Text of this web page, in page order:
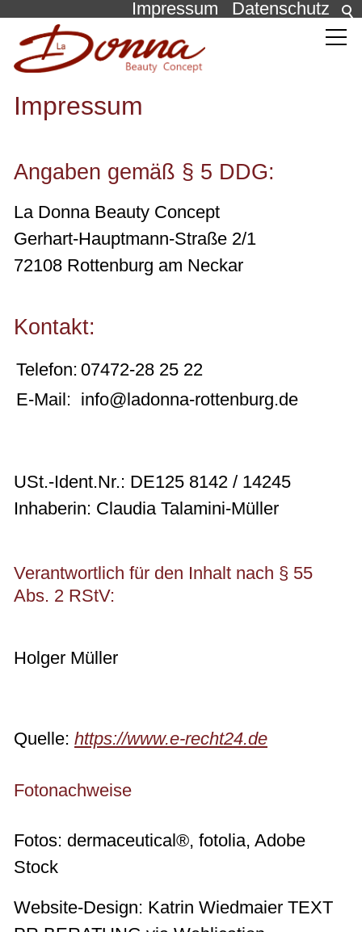
Datenschutz
Impressum
Über uns
Kontakt
Impressum
Angaben gemäß § 5 DDG:
La Donna Beauty Concept
Gerhart-Hauptmann-Straße 2/1
72108 Rottenburg am Neckar
Kontakt:
Telefon: 07472-28 25 22
E-Mail: info@ladonna-rottenburg.de
USt.-Ident.Nr.: DE125 8142 / 14245
Inhaberin: Claudia Talamini-Müller
Verantwortlich für den Inhalt nach § 55
Abs. 2 RStV:
Holger Müller
Quelle: https://www.e-recht24.de
Fotonachweise
Fotos: dermaceutical®, fotolia, Adobe
Stock
Website-Design: Katrin Wiedmaier TEXT